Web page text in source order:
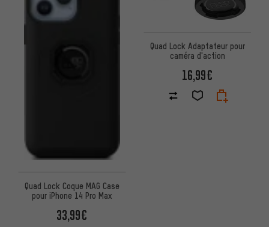
Quad Lock Coque MAG Case
pour iPhone 14 Pro Max
33,99€
Quad Lock Adaptateur pour
caméra d'action
16,99€